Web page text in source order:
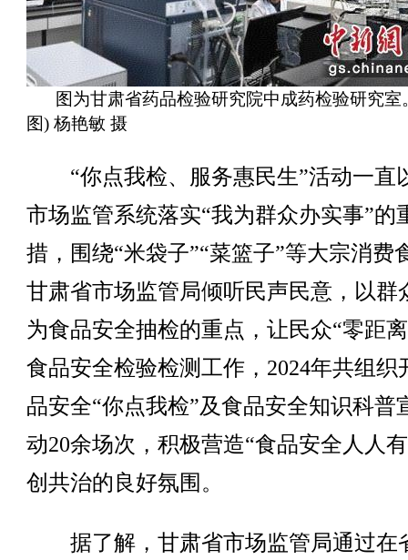
图为甘肃省药品检验研究院中成药检验研究室
图) 杨艳敏 摄
“你点我检、服务惠民生”活动一直
市场监管系统落实“我为群众办实事”的
措，围绕“米袋子”“菜篮子”等大宗消费
甘肃省市场监管局倾听民声民意，以群
为食品安全抽检的重点，让民众“零距
食品安全检验检测工作，2024年共组织
品安全“你点我检”及食品安全知识科普
动20余场次，积极营造“食品安全人人
创共治的良好氛围。
据了解，甘肃省市场监管局通过在